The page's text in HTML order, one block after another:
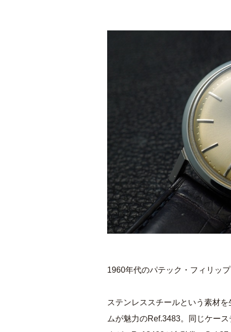
1960年代のパテック・フィリップ
ステンレススチールという素材
ムが魅力のRef.3483。同じケー